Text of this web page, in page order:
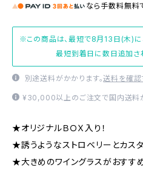
なら 手数料無料
※この商品は、最短で8月13日(木)に
最短到着日に数日追加さ
別途送料がかかります。送料を確認
¥30,000以上のご注文で国内送料
★オリジナルＢＯＸ入り！
★誘うようなストロベリーとカス
★大きめのワイングラスがおすす